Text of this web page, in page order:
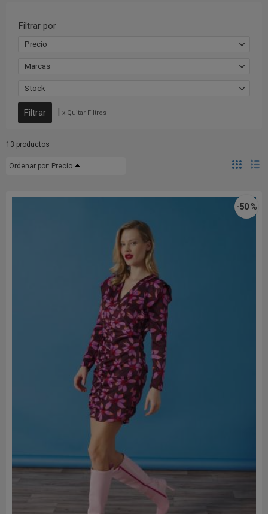
Filtrar por
Precio
Marcas
Stock
| x Quitar Filtros
13 productos
Ordenar por: Precio
-50 %